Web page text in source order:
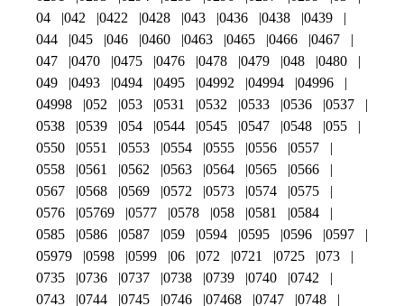
04
042 0422 0428 043 0436 0438
0439
044
045 046 0460 0463 0465 0466
0467
047
0470 0475 0476 0478 0479 048
0480
049
0493 0494 0495 04992 04994
04996
04998
052 053 0531 0532 0533 0536
0537
0538
0539 054 0544 0545 0547 0548
055
0550
0551 0553 0554 0555 0556
0557
0558
0561 0562 0563 0564 0565
0566
0567
0568 0569 0572 0573 0574
0575
0576
05769 0577 0578 058 0581
0584
0585
0586 0587 059 0594 0595 0596
0597
05979
0598 0599 06 072 0721 0725
073
0735
0736 0737 0738 0739 0740
0742
0743
0744 0745 0746 07468 0747
0748